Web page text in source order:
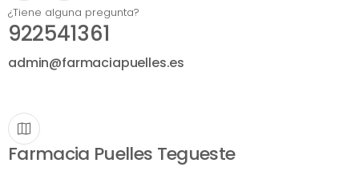
¿Tiene alguna pregunta?
922541361
admin@farmaciapuelles.es
Farmacia Puelles Tegueste